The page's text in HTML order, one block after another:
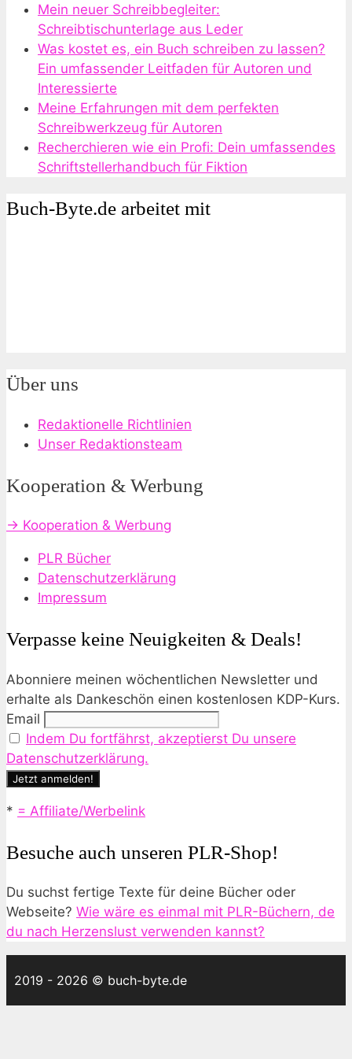
Mein neuer Schreibbegleiter:
Schreibtischunterlage aus Leder
Was kostet es, ein Buch schreiben zu lassen?
Ein umfassender Leitfaden für Autoren und
Interessierte
Meine Erfahrungen mit dem perfekten
Schreibwerkzeug für Autoren
Recherchieren wie ein Profi: Dein umfassendes
Schriftstellerhandbuch für Fiktion
Buch-Byte.de arbeitet mit
Über uns
Redaktionelle Richtlinien
Unser Redaktionsteam
Kooperation & Werbung
→ Kooperation & Werbung
PLR Bücher
Datenschutzerklärung
Impressum
Verpasse keine Neuigkeiten & Deals!
Abonniere meinen wöchentlichen Newsletter und
erhalte als Dankeschön einen kostenlosen KDP-Kurs.
Email
Indem Du fortfährst, akzeptierst Du unsere
Datenschutzerklärung.
* = Affiliate/Werbelink
Besuche auch unseren PLR-Shop!
Du suchst fertige Texte für deine Bücher oder
Webseite? Wie wäre es einmal mit PLR-Büchern, de
du nach Herzenslust verwenden kannst?
2019 - 2026 © buch-byte.de